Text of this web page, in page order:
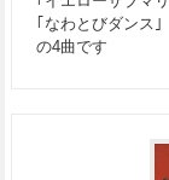
｢なわとびダンス｣
の4曲です